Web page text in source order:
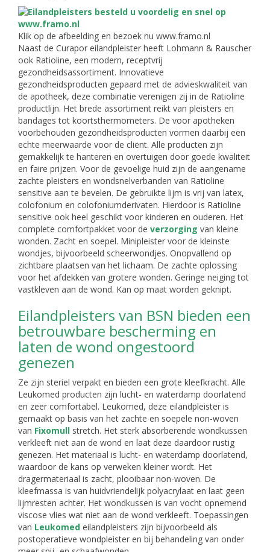
Klik op de afbeelding en bezoek nu www.framo.nl
Naast de Curapor eilandpleister heeft Lohmann & Rauscher
ook Ratioline, een modern, receptvrij
gezondheidsassortiment. Innovatieve
gezondheidsproducten gepaard met de advieskwaliteit van
de apotheek, deze combinatie verenigen zij in de Ratioline
productlijn. Het brede assortiment reikt van pleisters en
bandages tot koortsthermometers. De voor apotheken
voorbehouden gezondheidsproducten vormen daarbij een
echte meerwaarde voor de cliënt. Alle producten zijn
gemakkelijk te hanteren en overtuigen door goede kwaliteit
en faire prijzen. Voor de gevoelige huid zijn de aangename
zachte pleisters en wondsnelverbanden van Ratioline
sensitive aan te bevelen. De gebruikte lijm is vrij van latex,
colofonium en colofoniumderivaten. Hierdoor is Ratioline
sensitive ook heel geschikt voor kinderen en ouderen. Het
complete comfortpakket voor de verzorging van kleine
wonden. Zacht en soepel. Minipleister voor de kleinste
wondjes, bijvoorbeeld scheerwondjes. Onopvallend op
zichtbare plaatsen van het lichaam. De zachte oplossing
voor het afdekken van grotere wonden. Geringe neiging tot
vastkleven aan de wond. Kan op maat worden geknipt.
Eilandpleisters van BSN bieden een
betrouwbare bescherming en
laten de wond ongestoord
genezen
Ze zijn steriel verpakt en bieden een grote kleefkracht. Alle
Leukomed producten zijn lucht- en waterdamp doorlatend
en zeer comfortabel. Leukomed, deze eilandpleister is
gemaakt op basis van het zachte en soepele non-woven
van Fixomull stretch. Het sterk absorberende wondkussen
verkleeft niet aan de wond en laat deze daardoor rustig
genezen. Het materiaal is lucht- en waterdamp doorlatend,
waardoor de kans op verweken kleiner wordt. Het
dragermateriaal is zacht, plooibaar non-woven. De
kleefmassa is van huidvriendelijk polyacrylaat en laat geen
lijmresten achter. Het wondkussen is van vocht opnemend
viscose vlies wat niet aan de wond verkleeft. Toepassingen
van Leukomed eilandpleisters zijn bijvoorbeeld als
postoperatieve wondpleister en bij behandeling van onder